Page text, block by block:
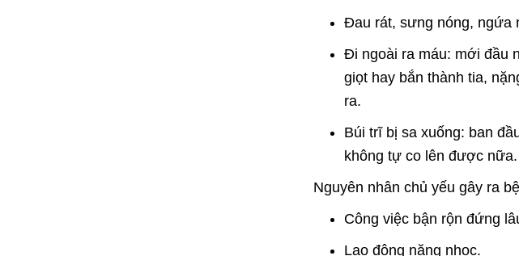
Đau rát, sưng nóng, ngứa
Đi ngoài ra máu: mới đầu
giọt hay bắn thành tia,
ra.
Búi trĩ bị sa xuống: ban
không tự co lên được nữa.
Nguyên nhân chủ yếu gây ra
Công việc bận rộn đứng
Lao động nặng nhọc.